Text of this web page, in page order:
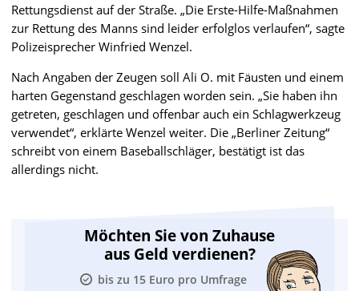
Rettungsdienst auf der Straße. „Die Erste-Hilfe-Maßnahmen
zur Rettung des Manns sind leider erfolglos verlaufen“, sagte
Polizeisprecher Winfried Wenzel.
Nach Angaben der Zeugen soll Ali O. mit Fäusten und einem
harten Gegenstand geschlagen worden sein. „Sie haben ihn
getreten, geschlagen und offenbar auch ein Schlagwerkzeug
verwendet“, erklärte Wenzel weiter. Die „Berliner Zeitung“
schreibt von einem Baseballschläger, bestätigt ist das
allerdings nicht.
Möchten Sie von Zuhause
aus Geld verdienen?
bis zu 15 Euro pro Umfrage